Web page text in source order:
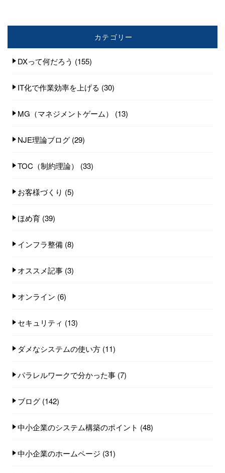
カテゴリー
DXって何だろう (155)
IT化で作業効率を上げる (30)
MG（マネジメントゲーム） (13)
NJE理論ブログ (29)
TOC（制約理論） (33)
お客様づくり (5)
ほめ育 (39)
インフラ整備 (8)
オススメ記事 (3)
オンライン (6)
セキュリティ (13)
ダメなシステムの使い方 (11)
パラレルワークで分かった事 (7)
ブログ (142)
中小企業のシステム構築のポイント (48)
中小企業のホームページ (31)